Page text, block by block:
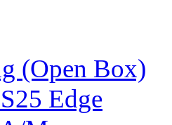
(Open Box)
Edge